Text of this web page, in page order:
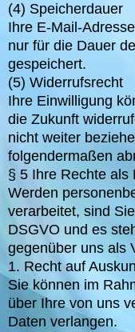
(4) Speicherdauer
Ihre E-Mail-
nur für die Dauer
gespeichert.
(5) Widerrufsrecht
Ihre Einwilligung
die Zukunft
nicht weiter
folgendermaßen
§ 5 Ihre Rechte als
Werden
verarbeitet, sind
DSGVO und es
gegenüber uns als
1. Recht auf
Sie können im
über Ihre von uns
Daten verlangen.